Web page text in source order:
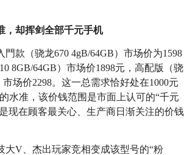
，却挥剑全部千元手机
門款（骁龙670 4gB/64GB）市场价为1598
8GB/64GB）市场价1898元，高配版（骁
市场价2298。这一总需求恰好处在1000元
水准，该价钱范围是市面上认可的“千元
现在顾客最关心、生产商日渐关注的价钱
大V、杰出玩家竞相变成该型号的“粉